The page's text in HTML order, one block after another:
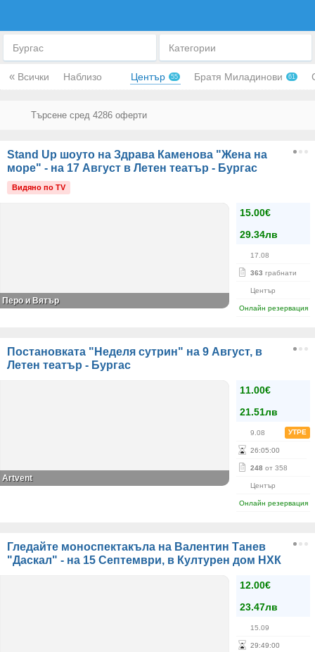
Бургас Категории
« Всички Наблизо Център 55 Братя Миладинови 61
Stand Up шоуто на Здрава Каменова "Жена на
море" - на 17 Август в Летен театър - Бургас
Видяно по TV
15.00€
29.34лв
17.08
363 грабнати
Център
Онлайн резервация
Перо и Вятър
Постановката "Неделя сутрин" на 9 Август, в
Летен театър - Бургас
11.00€
21.51лв
9.08 УТРЕ
26:05:00
248 от 358
Център
Онлайн резервация
Аrtvent
Гледайте моноспектакъла на Валентин Танев
"Даскал" - на 15 Септември, в Културен дом НХК
12.00€
23.47лв
15.09
29:49:00